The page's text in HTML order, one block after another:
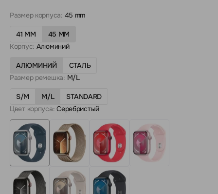
Размер корпуса: 45 mm
41 MM
45 MM
Корпус: Алюминий
АЛЮМИНИЙ
СТАЛЬ
Размер ремешка: M/L
S/M M/L
STANDARD
Цвет корпуса: Серебристый